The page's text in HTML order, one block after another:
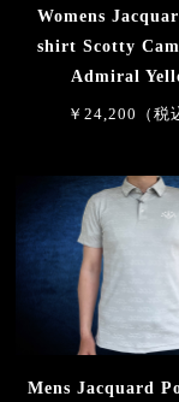
Womens
shirt Scotty
Admiral
￥24,200（税
Mens Jacquard